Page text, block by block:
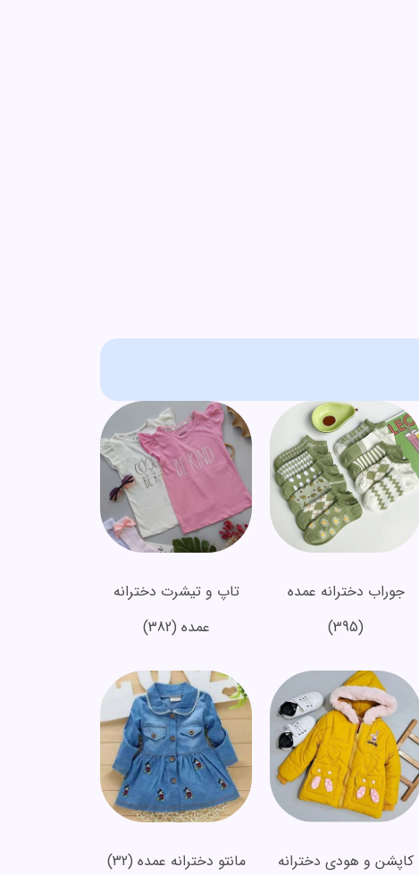
جوراب دخترانه عمده
(395)
تاپ و تیشرت دخترانه
عمده (382)
کاپشن و هودی دخترانه مانتو دخترانه عمده (32)